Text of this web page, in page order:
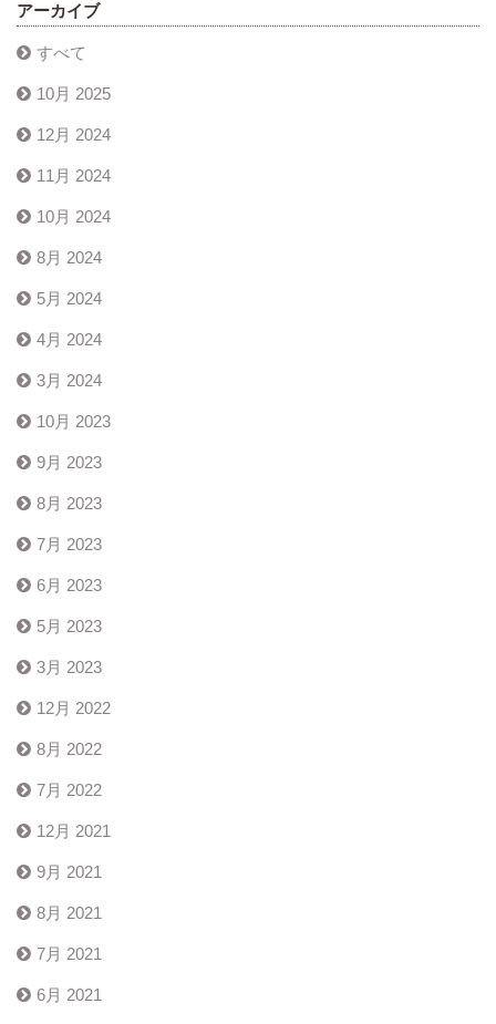
アーカイブ
すべて
10月 2025
12月 2024
11月 2024
10月 2024
8月 2024
5月 2024
4月 2024
3月 2024
10月 2023
9月 2023
8月 2023
7月 2023
6月 2023
5月 2023
3月 2023
12月 2022
8月 2022
7月 2022
12月 2021
9月 2021
8月 2021
7月 2021
6月 2021